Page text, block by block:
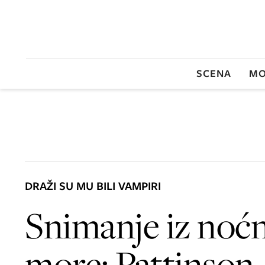
SCENA
DRAŽI SU MU BILI VAMPIRI
Snimanje iz